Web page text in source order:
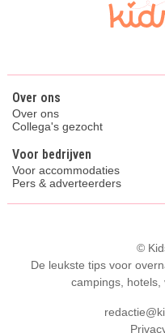
Over ons
Over ons
Collega's gezocht
Voor bedrijven
Voor accommodaties
Pers & adverteerders
©
De leukste tips voor
campings, hotels,